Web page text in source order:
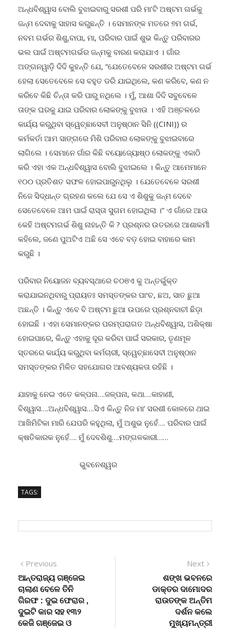
ଜନ୍ମ ଦେବାକୁ ସାହାସ କରୁଛନ୍ତି । ସେମାନଙ୍କ ମତରେ ୭ମ ଗର୍ଭ,
ନବମ ଗର୍ଭର ଶିଶୁ,ବାପା, ମା, ପରିବାର ପାଇଁ ଶୁଭ କିନ୍ତୁ ପରିବାରର
ଭଲ ପାଇଁ ଅଷ୍ଟମଗର୍ଭର ଜନ୍ମକୁ ବାରଣ କରାଯାଏ । ଗାଁର
ଅଙ୍ଗନୱାଡ଼ି ଦିଦି କୁହନ୍ତି ଯେ, “ଯେତେବେଳେ ସରଶୀର ଅଷ୍ଟମ ଗର୍ଭ
ହେଲା ସେତେବେଳେ ସେ ବହୁତ ଡରି ଯାଇଥିଲେ, କଣ କରିବେ, କଣ ନ
କରିବେ କିଛି ଚିନ୍ତା କରି ପାରୁ ନଥିଲେ । ମୁଁ, ଆଶା ଦିଦି ସବୁବେଳେ
ତାଙ୍କ ଘରକୁ ଯାଇ ପରିବାର ଲୋକଙ୍କୁ ବୁଝାଉ । ଏହି ଅଞ୍ଚଳରେ
କାର୍ଯ୍ୟ କରୁଥିବା ସ୍ୱେଚ୍ଛାସେବୀ ଅନୁଷ୍ଠାନ ସିନି ((CINI)) ର
କର୍ମକର୍ତା ଆମ ସାଙ୍ଗରେ ମିଶି ପରିବାର ଲୋକଙ୍କୁ ବୁଝାଇବାରେ
ଲାଗିଲେ । ସେମାନେ ଗାଁର କିଛି ବୟୋଜ୍ୟୋଷ୍ଠ ଲୋକଙ୍କୁ ଏକାଠି
କରି ଏହା ଏକ ଅନ୍ଧବିଶ୍ୱାସ ବୋଲି ବୁଝାଇଲେ । କିନ୍ତୁ ଆମେମାନେ
୧୦୦ ପ୍ରତିଶତ ସଫଳ ହୋଇପାରୁନଥିଲୁ । ଯେତେବେଳେ ସରଶୀ
ନିଜେ ସିଦ୍ଧାନ୍ତ ଗ୍ରହଣ କଲେ ଯେ ସେ ଏ ଶିଶୁକୁ ଜନ୍ମ ଦେବେ
ସେତେବେଳେ ଆମ ପାଇଁ ରାସ୍ତା ସୁଗମ ହୋଇଥିଲା ।” ଏ ଗାଁରେ ଆଉ
କେହି ଅଷ୍ଟମଗର୍ଭ ଶିଶୁ ନାହାନ୍ତି କି ? ପ୍ରଶ୍ନର ଉତରରେ ଆଶାକର୍ମୀ
କହିଲେ, ଜଣେ ପୁଅଟିଏ ଅଛି ସେ ଏବେ ବଡ଼ ହୋଇ ବାହାରେ କାମ
କରୁଛି ।
କରାଯାଇନଥିବାରୁ ପ୍ରାୟତଃ ସମସ୍ତଙ୍କର ପାଂଚ, ଛଅ, ସାତ ଛୁଆ
ଅଛନ୍ତି । କିନ୍ତୁ ଏବେ ବି ଅଷ୍ଟମ ଛୁଆ ଉପରେ ପ୍ରଶ୍ନବାଚୀ ଛିଡ଼ା
ହୋଇଛି । ଏହା ସେମାନଙ୍କର ପରମ୍ପରାଗତ ଅନ୍ଧବିଶ୍ୱାସ, ଅଶିକ୍ଷା
ହୋଇପାରେ, କିନ୍ତୁ ଏହାକୁ ଦୂର କରିବା ପାଇଁ ସରକାର, ତୃଣମୂଳ
ସ୍ତରରେ କାର୍ଯ୍ୟ କରୁଥିବା କର୍ମଚାରୀ, ସ୍ୱେଚ୍ଛାସେବୀ ଅନୁଷ୍ଠାନ
ସମସ୍ତଙ୍କର ମିଳିତ ସହଯୋଗର ଆବଶ୍ୟକତା ରହିଛି ।
ବିଶ୍ୱାସ….ଅନ୍ଧବିଶ୍ୱାସ….ସିଏ କିନ୍ତୁ ନିଜ ମା’ ସରଶୀ କୋଳରେ ଥାଇ
ଆଖିମିଟିକା ମାରି ଯେପରି କହୁଥିଲା, ମୁଁ ଅଶୁଭ ନୁହେଁ…. ପରିବାର ପାଇଁ
କ୍ଷତିକାରକ ନୁହେଁ…. ମୁଁ ଦେବଶିଶୁ….ମଙ୍ଗଳକାରୀ……
navigation
ଆନ୍ତରାଜ୍ୟ ଗଞ୍ଜେଇ
ଚାଲାଣ ବେଳେ ତିନି
ଗିରଫ : ଦୁଇ ଫେରାର ,
ଦୁଇଟି କାର ସହ ୧୩୨
କେଜି ଗଞ୍ଜେଇ ଓ
ନଗଦ ୪ ଲକ୍ଷ ଟଙ୍କା
ଶଙ୍ଖ ଭବନରେ
ଡାକ୍ତର ଦାମୋଦର
ରାଉତଙ୍କ ଅନ୍ତିମ
ଦର୍ଶନ କଲେ
ମୁଖ୍ୟମନ୍ତ୍ରୀ